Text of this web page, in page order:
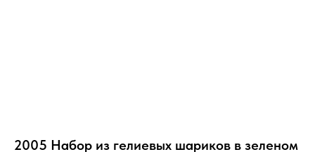
2005 Набор из гелиевых шариков в зеленом